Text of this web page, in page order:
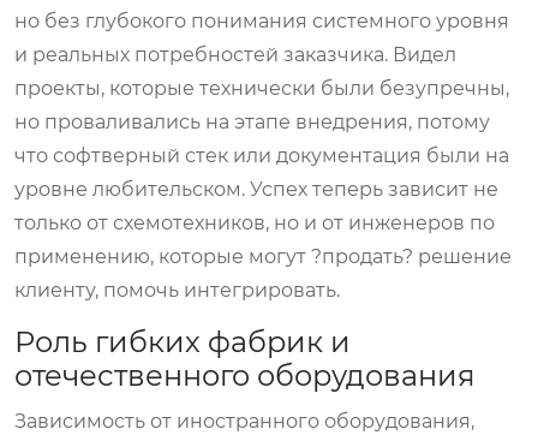
но без глубокого понимания системного уровня
и реальных потребностей заказчика. Видел
проекты, которые технически были безупречны,
но проваливались на этапе внедрения, потому
что софтверный стек или документация были на
уровне любительском. Успех теперь зависит не
только от схемотехников, но и от инженеров по
применению, которые могут ?продать? решение
клиенту, помочь интегрировать.
Роль гибких фабрик и
отечественного оборудования
Зависимость от иностранного оборудования,